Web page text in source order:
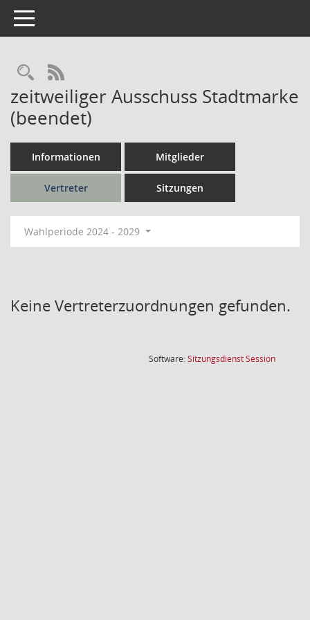
Toggle navigation
Rechercheauswahl
RSS-Feed
zeitweiliger Ausschuss Stadtmarke
(beendet)
Informationen Mitglieder
Vertreter Sitzungen
Wahlperiode 2024 - 2029
Keine Vertreterzuordnungen gefunden.
Software:SitzungsdienstSession(Wird in